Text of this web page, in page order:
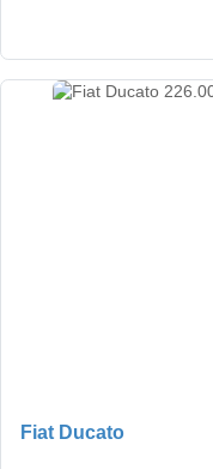
Fiat Ducato